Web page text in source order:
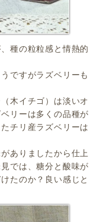
種の粒粒感と情熱的
ですがラズベリーも
木イチゴ）は淡いオ
リーは多くの品種が
チリ産ラズベリーは
ありましたから仕上
では、糖分と酸味が
たのか？良い感じと